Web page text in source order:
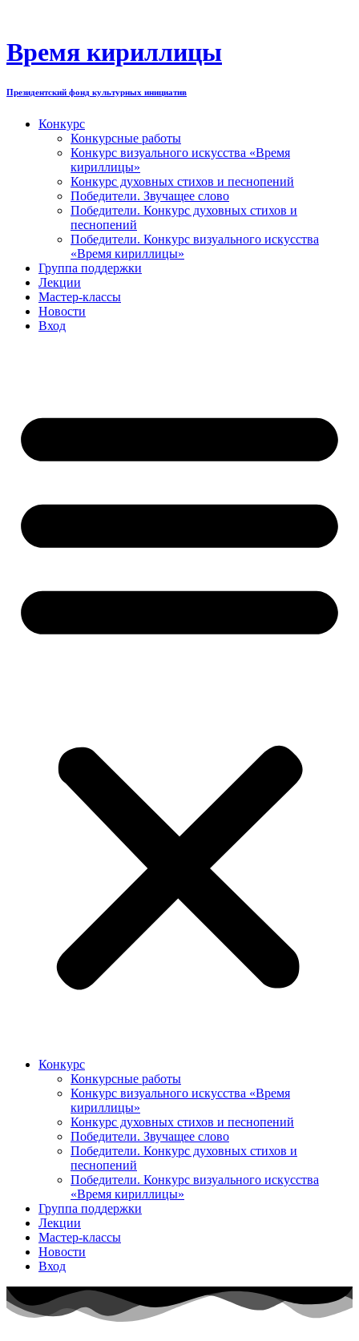
содержимому
Время кириллицы
Президентский фонд культурных инициатив
Конкурс
Конкурсные работы
Конкурс визуального искусства «Время
кириллицы»
Конкурс духовных стихов и песнопений
Победители. Звучащее слово
Победители. Конкурс духовных стихов и
песнопений
Победители. Конкурс визуального искусства
«Время кириллицы»
Группа поддержки
Лекции
Мастер-классы
Новости
Вход
Конкурс
Конкурсные работы
Конкурс визуального искусства «Время
кириллицы»
Конкурс духовных стихов и песнопений
Победители. Звучащее слово
Победители. Конкурс духовных стихов и
песнопений
Победители. Конкурс визуального искусства
«Время кириллицы»
Группа поддержки
Лекции
Мастер-классы
Новости
Вход